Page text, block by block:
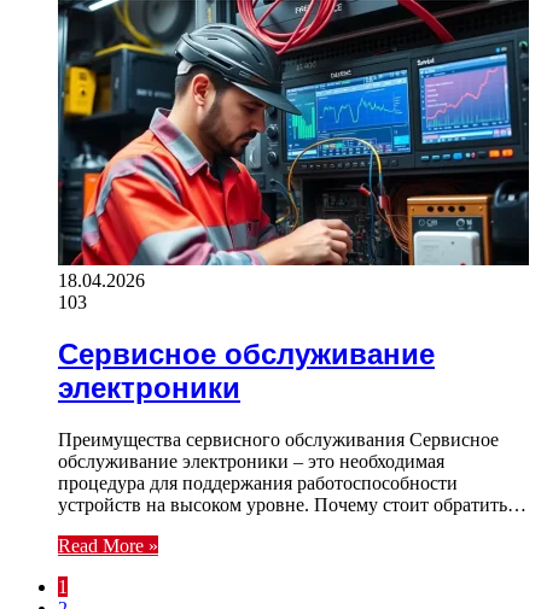
18.04.2026
103
Сервисное обслуживание
электроники
Преимущества сервисного обслуживания Сервисное
обслуживание электроники – это необходимая
процедура для поддержания работоспособности
устройств на высоком уровне. Почему стоит обратить…
Read More »
1